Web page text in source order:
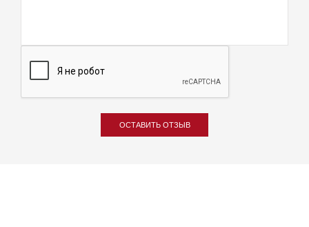
ОСТАВИТЬ ОТЗЫВ